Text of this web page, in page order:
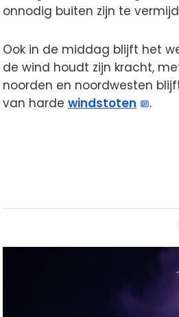
onnodig buiten zijn te
Ook in de middag blijft het
de wind houdt zijn kracht,
noorden en noordwesten
van harde windstoten .